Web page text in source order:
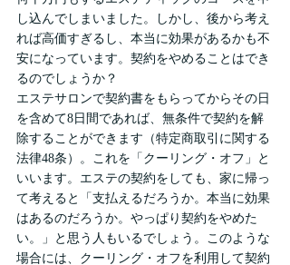
し込んでしまいました。しかし、後から考え
れば高価すぎるし、本当に効果があるかも不
安になっています。契約をやめることはでき
るのでしょうか？
エステサロンで契約書をもらってからその日
を含めて8日間であれば、無条件で契約を解
除することができます（特定商取引に関する
法律48条）。これを「クーリング・オフ」と
いいます。エステの契約をしても、家に帰っ
て考えると「支払えるだろうか。本当に効果
はあるのだろうか。やっぱり契約をやめた
い。」と思う人もいるでしょう。このような
場合には、クーリング・オフを利用して契約